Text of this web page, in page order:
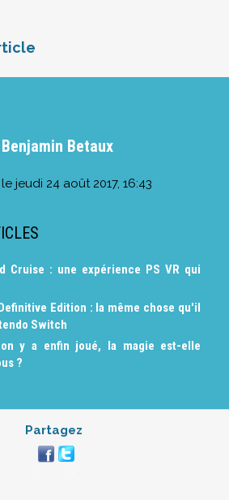
Benjamin Betaux
le jeudi 24 août 2017, 16:43
Cruise : une expérience PS VR qui
Edition : la même chose qu'il
Switch
y a enfin joué, la magie est-elle
?
Partagez